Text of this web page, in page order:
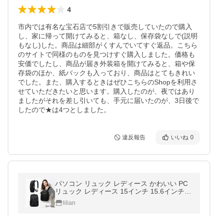
4
市内では有名な宝石店で5割引きで販売していたので購入
し、家に帰って開けてみると、箱なし、保存袋なしで(説明
もなし)した。商品は細部がくすんでいてすぐ返品。こちら
のサイトで同様のものを見つけすぐ購入しました。価格も
安価でしたし、商品が届き外装箱を開けてみると、箱や保
存袋のほか、紙バックも入っており、商品はとてもきれい
でした。また、購入するときはぜひこちらのShopを利用さ
せていただきたいと思います。購入したのが、夜ではあり
ましたがそれを差し引いても、手元に届いたのが、3日後で
したので★は4つとしました。
違反報告 いいね 0
パソコン リュック レディース かわいい PC
リュック レディース 15インチ 15.6インチ 1
4インチ パソコンバッグ レディース 15.6 軽
量 かわいい 送料無料
lilian